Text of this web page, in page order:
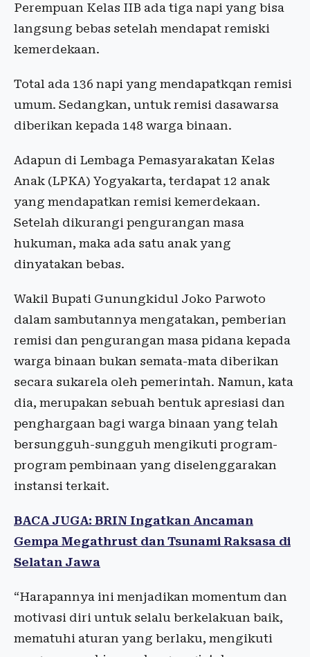
Perempuan Kelas IIB ada tiga napi yang bisa
langsung bebas setelah mendapat remiski
kemerdekaan.
Total ada 136 napi yang mendapatkqan remisi
umum. Sedangkan, untuk remisi dasawarsa
diberikan kepada 148 warga binaan.
Adapun di Lembaga Pemasyarakatan Kelas
Anak (LPKA) Yogyakarta, terdapat 12 anak
yang mendapatkan remisi kemerdekaan.
Setelah dikurangi pengurangan masa
hukuman, maka ada satu anak yang
dinyatakan bebas.
Wakil Bupati Gunungkidul Joko Parwoto
dalam sambutannya mengatakan, pemberian
remisi dan pengurangan masa pidana kepada
warga binaan bukan semata-mata diberikan
secara sukarela oleh pemerintah. Namun, kata
dia, merupakan sebuah bentuk apresiasi dan
penghargaan bagi warga binaan yang telah
bersungguh-sungguh mengikuti program-
program pembinaan yang diselenggarakan
instansi terkait.
BACA JUGA: BRIN Ingatkan Ancaman
Gempa Megathrust dan Tsunami Raksasa di
Selatan Jawa
“Harapannya ini menjadikan momentum dan
motivasi diri untuk selalu berkelakuan baik,
mematuhi aturan yang berlaku, mengikuti